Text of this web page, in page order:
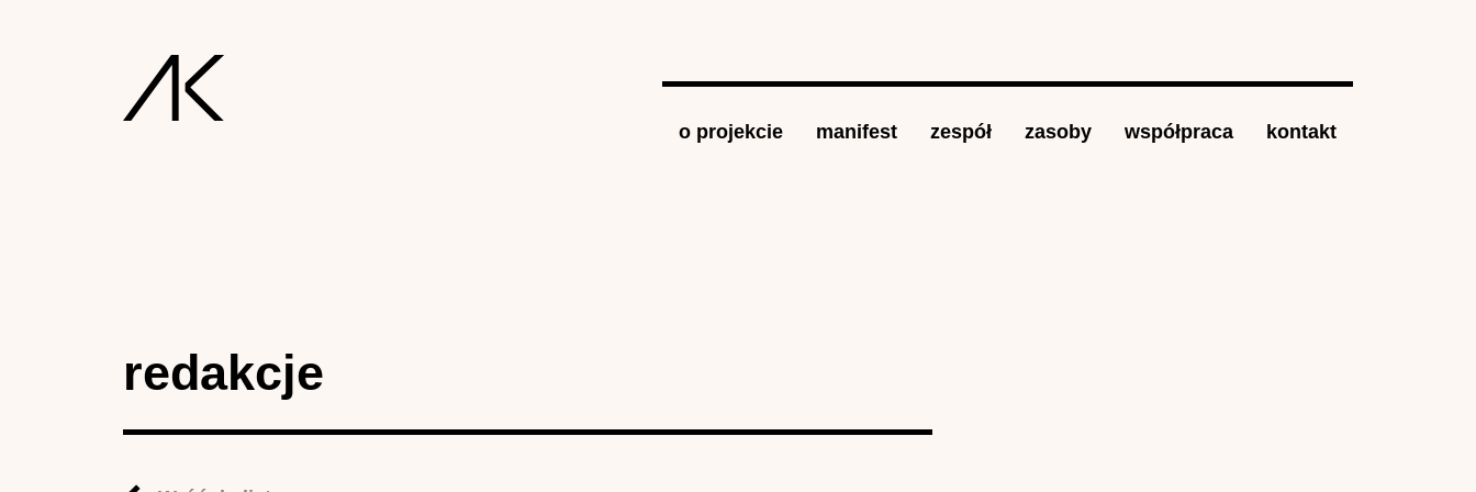
o projekcie manifest zespół zasoby współpraca kontakt
redakcje